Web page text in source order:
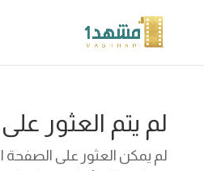
لم يتم العثور على
لم يمكن العثور على الصفحة